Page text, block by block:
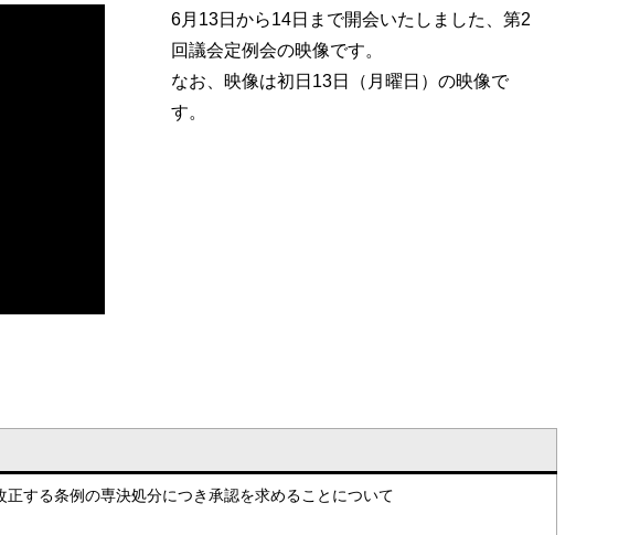
6月13日から14日まで開会いたしました、第2
回議会定例会の映像です。
なお、映像は初日13日（月曜日）の映像で
す。
正する条例の専決処分につき承認を求めることについて